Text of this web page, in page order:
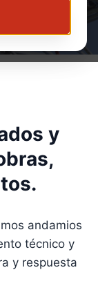
y
andamios
técnico y
y respuesta